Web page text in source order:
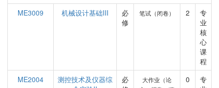
ME3009 机械设计基础III
必
修
笔试（闭卷） 2
专
业
核
心
课
程
ME2004
测控技术及仪器综
必
大作业（论
0
专